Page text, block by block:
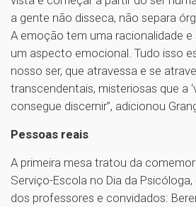
a gente não disseca, não separa
A emoção tem uma racionalidade
um aspecto emocional. Tudo isso
nosso ser, que atravessa e se
transcendentais, misteriosas que a
consegue discernir”, adicionou
Pessoas reais
A primeira mesa tratou da
Serviço-Escola no Dia da
dos professores e convidados: